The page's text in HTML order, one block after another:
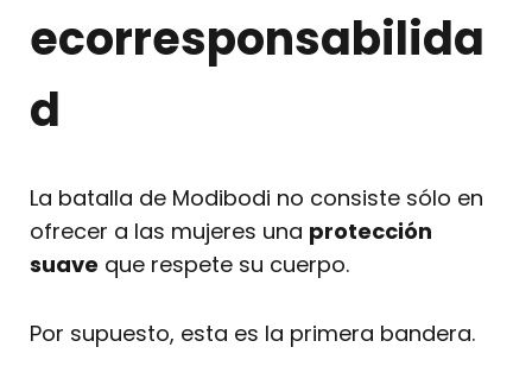
ecorresponsabilida
d
La batalla de Modibodi no consiste sólo en
ofrecer a las mujeres una protección
suave que respete su cuerpo.
Por supuesto, esta es la primera bandera.